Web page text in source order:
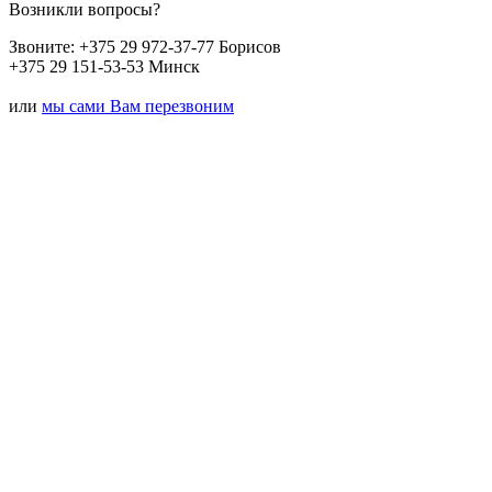
Возникли вопросы?
Звоните: +375 29 972-37-77 Борисов
+375 29 151-53-53 Минск
или мы сами Вам перезвоним